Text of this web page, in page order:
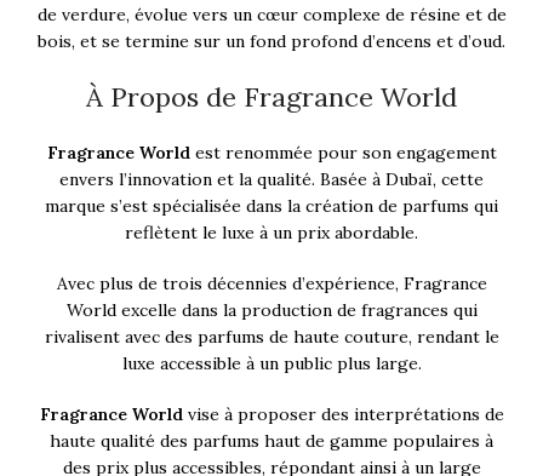
de verdure, évolue vers un cœur complexe de résine et de
bois, et se termine sur un fond profond d’encens et d’oud.
À Propos de Fragrance World
Fragrance Worldest renommée pour son engagement
envers l’innovation et la qualité. Basée à Dubaï, cette
marque s’est spécialisée dans la création de parfums qui
reflètent le luxe à un prix abordable.
Avec plus de trois décennies d’expérience, Fragrance
World excelle dans la production de fragrances qui
rivalisent avec des parfums de haute couture, rendant le
luxe accessible à un public plus large.
Fragrance Worldvise à proposer des interprétations de
haute qualité des parfums haut de gamme populaires à
des prix plus accessibles, répondant ainsi à un large